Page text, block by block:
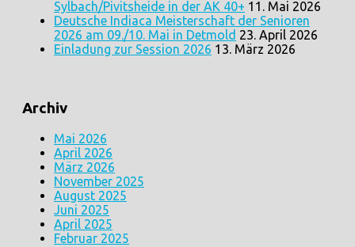
Sylbach/Pivitsheide in der AK 40+ 11. Mai 2026
Deutsche Indiaca Meisterschaft der Senioren
2026 am 09./10. Mai in Detmold 23. April 2026
Einladung zur Session 2026 13. März 2026
Archiv
Mai 2026
April 2026
März 2026
November 2025
August 2025
Juni 2025
April 2025
Februar 2025